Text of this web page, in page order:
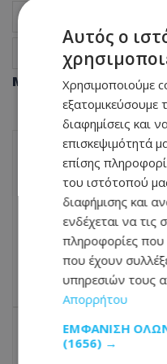
σύζυγός «Όταν ένας
Μοιράσου αυτό το
ΠΡΟΗΓΟΎΜΕΝΟ ΆΡΘΡΟ
«Δεν θυμόμαστε
το σχοινί»: Οργή
δικαιολογίες
21χρονης σε
16.06.2026 - 06:57
ΕΠΌΜΕΝΟ ΆΡΘΡΟ
Αυτός ο
Χρησιμοποιούμε
εξατομικεύσουμε
διαφημίσεις και
επισκεψιμότητά
επίσης
του ιστότοπού
διαφήμισης και
ενδέχεται να τις
πληροφορίες που
που έχουν
υπηρεσιών τους
Απορρήτου
ΕΜΦΆΝΙΣΗ
(1656) →